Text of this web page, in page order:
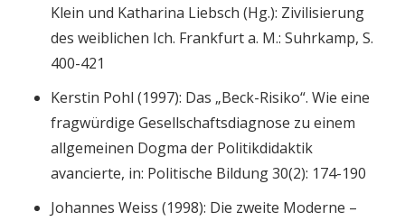
Klein und Katharina Liebsch (Hg.): Zivilisierung
des weiblichen Ich. Frankfurt a. M.: Suhrkamp, S.
400-421
Kerstin Pohl (1997): Das „Beck-Risiko“. Wie eine
fragwürdige Gesellschaftsdiagnose zu einem
allgemeinen Dogma der Politikdidaktik
avancierte, in: Politische Bildung 30(2): 174-190
Johannes Weiss (1998): Die zweite Moderne –